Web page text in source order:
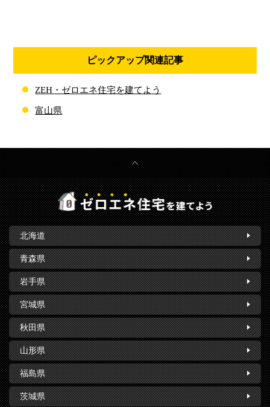
ピックアップ関連記事
ZEH・ゼロエネ住宅を建てよう
富山県
北海道
青森県
岩手県
宮城県
秋田県
山形県
福島県
茨城県